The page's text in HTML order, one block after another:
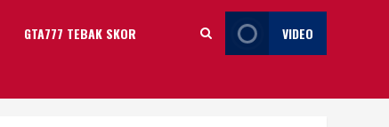
GTA777 TEBAK SKOR VIDEO